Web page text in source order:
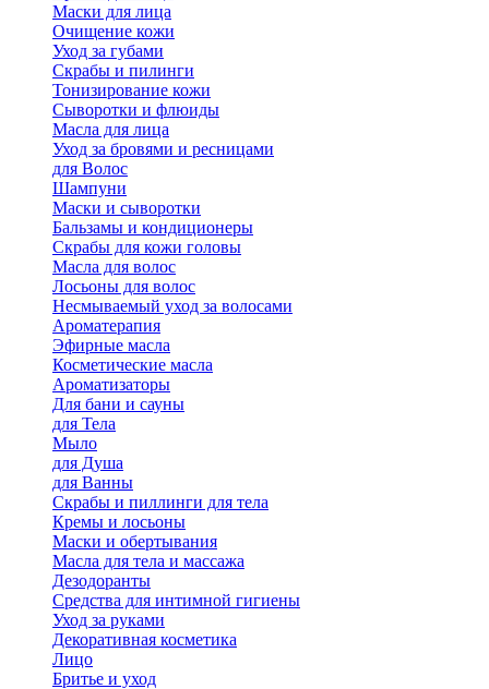
Маски для лица
Очищение кожи
Уход за губами
Скрабы и пилинги
Тонизирование кожи
Сыворотки и флюиды
Масла для лица
Уход за бровями и ресницами
для Волос
Шампуни
Маски и сыворотки
Бальзамы и кондиционеры
Скрабы для кожи головы
Масла для волос
Лосьоны для волос
Несмываемый уход за волосами
Ароматерапия
Эфирные масла
Косметические масла
Ароматизаторы
Для бани и сауны
для Тела
Мыло
для Душа
для Ванны
Скрабы и пиллинги для тела
Кремы и лосьоны
Маски и обертывания
Масла для тела и массажа
Дезодоранты
Средства для интимной гигиены
Уход за руками
Декоративная косметика
Лицо
Бритье и уход